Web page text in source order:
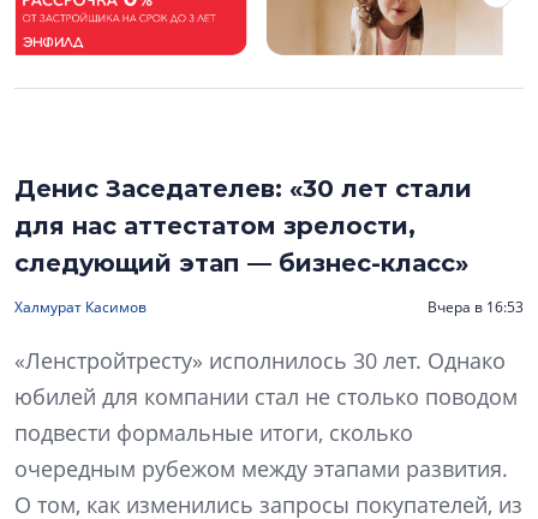
Денис Заседателев: «30 лет стали
для нас аттестатом зрелости,
следующий этап — бизнес-класс»
Халмурат Касимов Вчера в 16:53
«Ленстройтресту» исполнилось 30 лет. Однако
юбилей для компании стал не столько поводом
подвести формальные итоги, сколько
очередным рубежом между этапами развития.
О том, как изменились запросы покупателей, из